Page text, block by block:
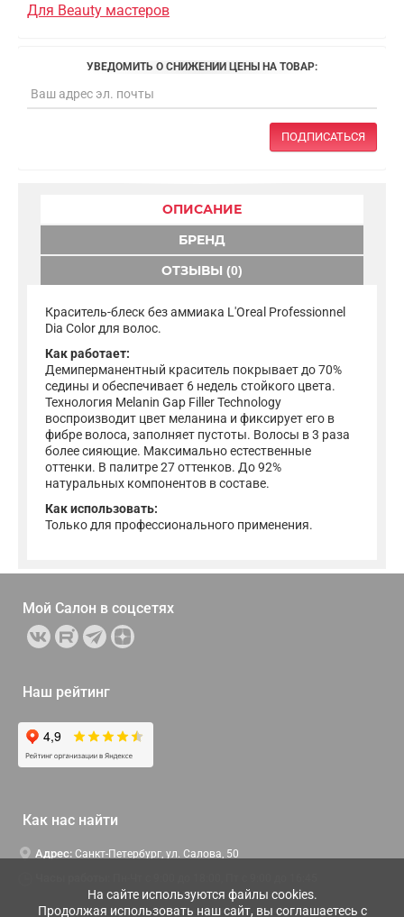
На сайте используются файлы cookies.
Продолжая использовать наш сайт, вы соглашаетесь с
Для Beauty мастеров
УВЕДОМИТЬ О СНИЖЕНИИ ЦЕНЫ НА ТОВАР:
ПОДПИСАТЬСЯ
ОПИСАНИЕ
БРЕНД
ОТЗЫВЫ (0)
Краситель-блеск без аммиака L'Oreal Professionnel
Dia Color для волос.
Как работает:
Демиперманентный краситель покрывает до 70%
седины и обеспечивает 6 недель стойкого цвета.
Технология Melanin Gap Filler Technology
воспроизводит цвет меланина и фиксирует его в
фибре волоса, заполняет пустоты. Волосы в 3 раза
более сияющие. Максимально естественные
оттенки. В палитре 27 оттенков. До 92%
натуральных компонентов в составе.
Как использовать:
Только для профессионального применения.
Мой Салон в соцсетях
Наш рейтинг
Как нас найти
Адрес: Санкт-Петербург, ул. Салова, 50